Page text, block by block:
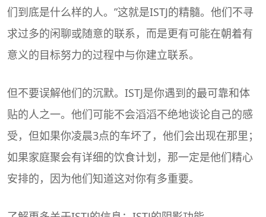
们到底是什么样的人。”这就是ISTJ的精髓。他们不寻
求过多的闲聊或随意的联系，而是更有可能在朝着有
意义的目标努力的过程中与你建立联系。
但不要误解他们的沉默。ISTJ是你遇到的最可靠和体
贴的人之一。他们可能不会滔滔不绝地谈论自己的感
受，但如果你凌晨3点的车坏了，他们会出现在那里；
如果家庭聚会有详细的饮食计划，那一定是他们精心
安排的，因为他们知道这对你有多重要。